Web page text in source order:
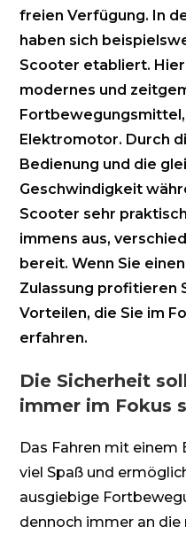
freien Verfügung. In
haben sich
Scooter etabliert.
modernes und
Elektromotor. Durch
Bedienung und die
Geschwindigkeit
Scooter sehr
immens aus,
bereit. Wenn Sie
Zulassung profitieren
Vorteilen, die Sie im
erfahren.
Die Sicherheit
immer im Fokus
Das Fahren mit einem
viel Spaß und
ausgiebige
dennoch immer an